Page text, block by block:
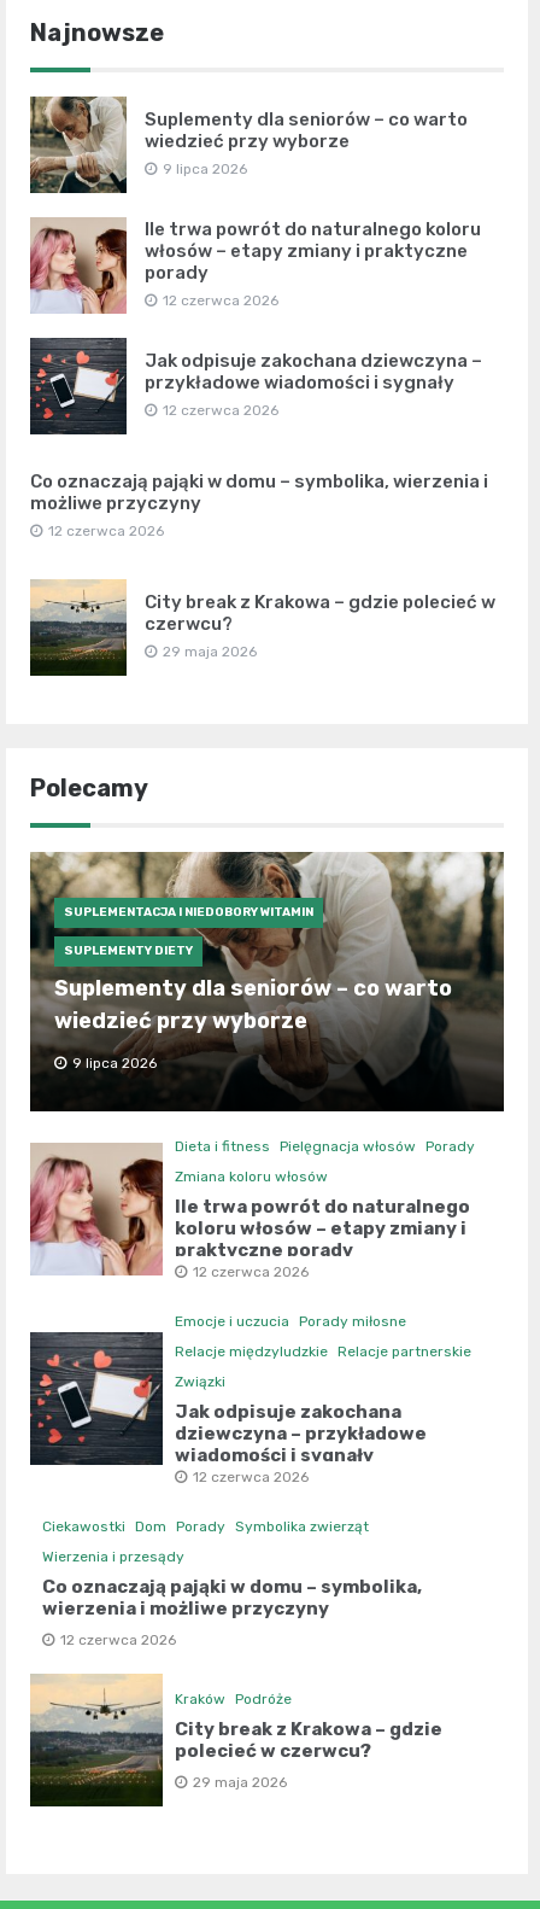
Najnowsze
Suplementy dla seniorów – co warto
wiedzieć przy wyborze
9 lipca 2026
Ile trwa powrót do naturalnego koloru
włosów – etapy zmiany i praktyczne
porady
12 czerwca 2026
Jak odpisuje zakochana dziewczyna –
przykładowe wiadomości i sygnały
12 czerwca 2026
Co oznaczają pająki w domu – symbolika, wierzenia i
możliwe przyczyny
12 czerwca 2026
City break z Krakowa – gdzie polecieć w
czerwcu?
29 maja 2026
Polecamy
SUPLEMENTACJA I NIEDOBORY WITAMIN
SUPLEMENTY DIETY
Suplementy dla seniorów – co warto
wiedzieć przy wyborze
9 lipca 2026
Dieta i fitness Pielęgnacja włosów
Porady
Zmiana koloru włosów
Ile trwa powrót do naturalnego
koloru włosów – etapy zmiany i
praktyczne porady
12 czerwca 2026
Emocje i uczucia
Porady miłosne
Relacje międzyludzkie Relacje partnerskie
Związki
Jak odpisuje zakochana
dziewczyna – przykładowe
wiadomości i sygnały
12 czerwca 2026
Ciekawostki Dom Porady Symbolika zwierząt
Wierzenia i przesądy
Co oznaczają pająki w domu – symbolika,
wierzenia i możliwe przyczyny
12 czerwca 2026
Kraków Podróże
City break z Krakowa – gdzie
polecieć w czerwcu?
29 maja 2026